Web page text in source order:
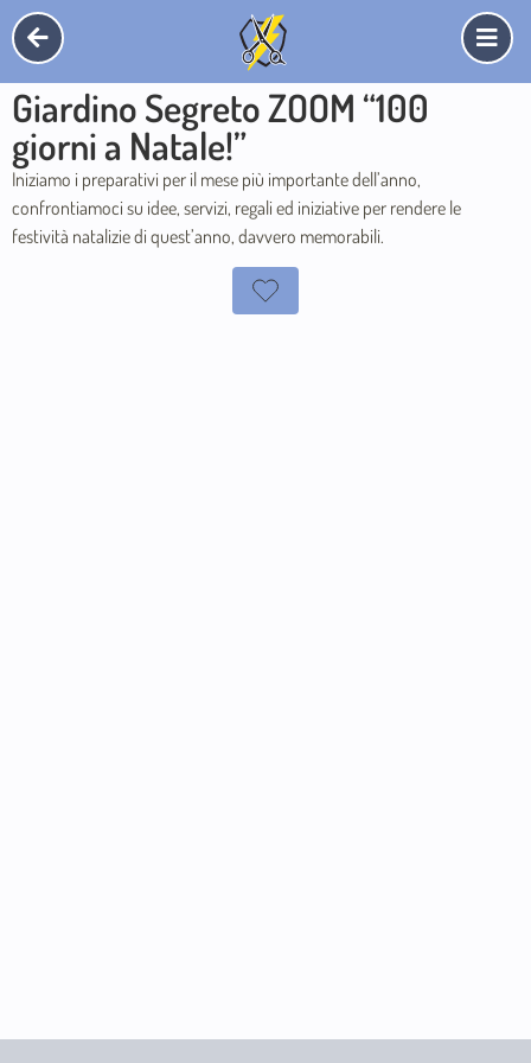
Giardino Segreto ZOOM “100
giorni a Natale!”
Iniziamo i preparativi per il mese più importante dell’anno,
confrontiamoci su idee, servizi, regali ed iniziative per rendere le
festività natalizie di quest’anno, davvero memorabili.